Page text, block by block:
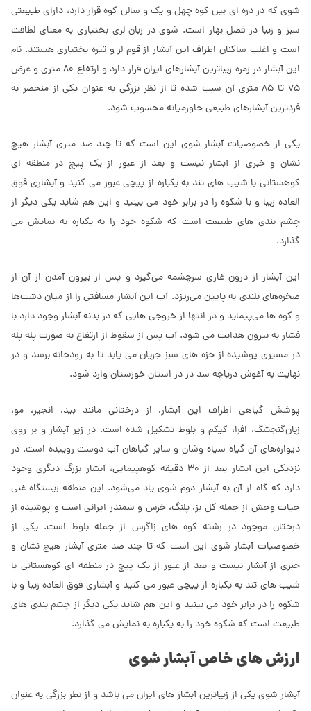
شوی که در دره‌ ای بین کوه چهل‌ و یک و سالن‌ کوه قرار دارد، دارای طبیعتی
سبز و زیبا در فصل بهار است. شوی در زبان لری بختیاری به معنای لطافت
است و اغلب ساکنان اطراف این آبشار از قوم لر و تیره بختیاری هستند. نام
این آبشار در زمره زیباترین آبشارهای ایران قرار دارد و ارتفاع 80 متری و عرض
75 تا 85 متری آن سبب شده تا از نظر بزرگی به عنوان یکی از منحصر به
فردترین آبشارهای طبیعی خاورمیانه محسوب شود.
یکی از خصوصیات آبشار شوی این است که تا چند صد متری آبشار هیچ
نشان و خبری از آبشار نیست و بعد از عبور از یک پیچ در منطقه ای
کوهستانی با شیب های تند به یکباره از پیچی عبور می کنید و آبشاری فوق
العاده زیبا و با شکوه را در برابر خود می بینید و این هم شاید یکی دیگر از
چشم بندی های طبیعت است که شکوه خود را به یکباره به نمایش می
گذارد.
این آبشار از درون غاری سرچشمه می‌گیرد و پس از بیرون آمدن از آن از
صخره‌های بلندی به پایین می‌ریزد. آب این آبشار مسافتی را از میان دشت‌ها
و کوه ها می‌پیماید و در انتها از خروجی هایی که در بدنه آبشار وجود دارد با
فشار به بیرون هدایت می شود. آب پس از سقوط از ارتفاع به صورت پله پله
در مسیری پوشیده از خزه های سبز جریان می یابد تا به رودخانه برسد و در
نهایت به آغوش دریاچه سد دز در استان خوزستان وارد شود.
پوشش گیاهی اطراف این آبشار، از درختانی مانند بید، انجیر، مو،
زبان‌گنجشگ، افرا، کیکم و بلوط تشکیل شده است. در زیر آبشار و بر روی
دیواره‌های آن گیاه سیاه وشان و سایر گیاهان آب دوست روییده‌ است. در
نزدیکی این آبشار بعد از 30 دقیقه کوهپیمایی، آبشار بزرگ دیگری وجود
دارد که گاه از آن به آبشار دوم شوی یاد می‌شود. این منطقه زیستگاه غنی
حیات وحش از جمله کل بز، پلنگ، خرس و سمندر ایرانی است و پوشیده از
درختان موجود در رشته کوه های زاگرس از جمله بلوط است. یکی از
خصوصیات آبشار شوی این است که تا چند صد متری آبشار هیچ نشان و
خبری از آبشار نیست و بعد از عبور از یک پیچ در منطقه ای کوهستانی با
شیب های تند به یکباره از پیچی عبور می کنید و آبشاری فوق العاده زیبا و با
شکوه را در برابر خود می بینید و این هم شاید یکی دیگر از چشم بندی های
طبیعت است که شکوه خود را به یکباره به نمایش می گذارد.
ارزش های خاص آبشار شوی
آبشار شوی یکی از زیباترین آبشار های ایران می باشد و از نظر بزرگی به عنوان